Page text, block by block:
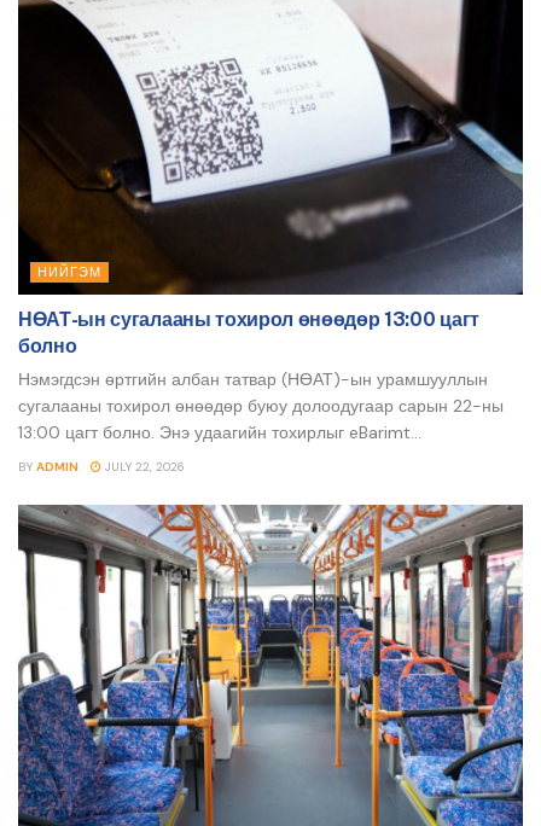
НИЙГЭМ
НӨАТ-ын сугалааны тохирол өнөөдөр 13:00 цагт
болно
Нэмэгдсэн өртгийн албан татвар (НӨАТ)-ын урамшууллын
сугалааны тохирол өнөөдөр буюу долоодугаар сарын 22-ны
13:00 цагт болно. Энэ удаагийн тохирлыг eBarimt...
BY ADMIN JULY 22, 2026